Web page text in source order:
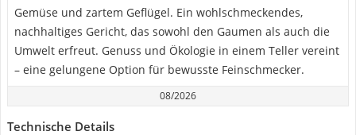
Gemüse und zartem Geflügel. Ein wohlschmeckendes,
nachhaltiges Gericht, das sowohl den Gaumen als auch die
Umwelt erfreut. Genuss und Ökologie in einem Teller vereint
– eine gelungene Option für bewusste Feinschmecker.
08/2026
Technische Details